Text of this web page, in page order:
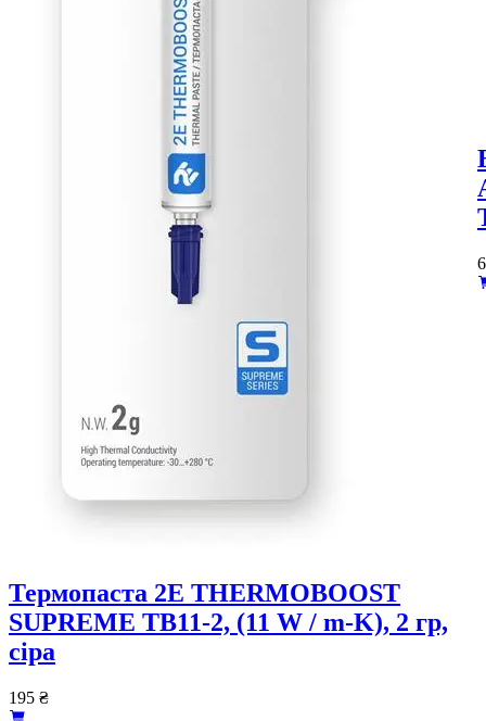
Термопаста 2E THERMOBOOST
SUPREME TB11-2, (11 W / m-K), 2 гр,
сіра
195 ₴